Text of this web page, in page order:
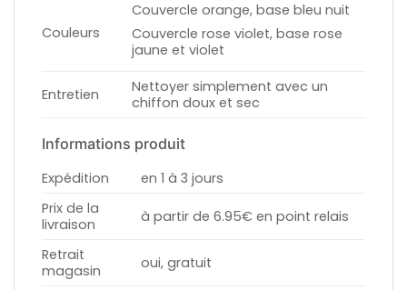
Couleurs
Couvercle orange, base bleu nuit
Couvercle rose violet, base rose
jaune et violet
Entretien
Nettoyer simplement avec un
chiffon doux et sec
Informations produit
Expédition
en 1 à 3 jours
Prix de la
livraison
à partir de 6.95€ en point relais
Retrait
magasin
oui, gratuit